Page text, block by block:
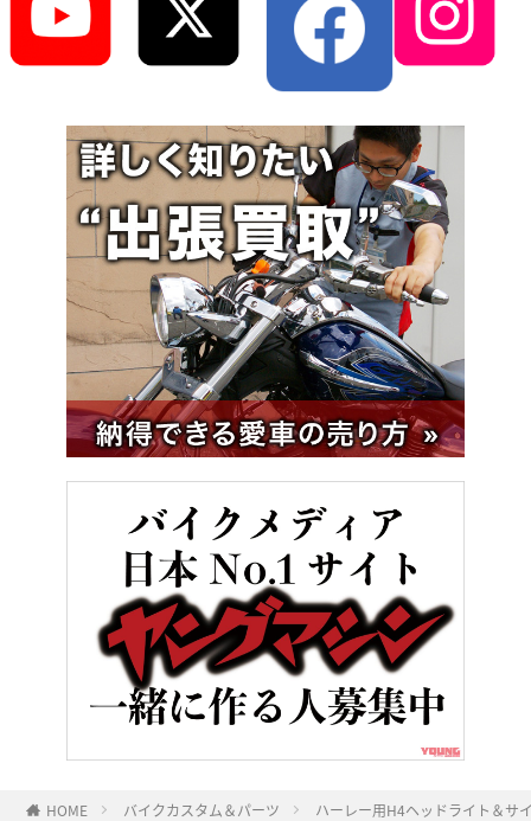
HOME バイクカスタム＆パーツ ハーレー用H4ヘッドライト＆サ